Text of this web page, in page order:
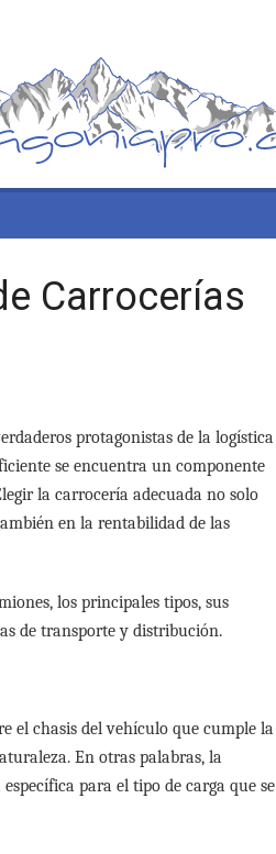
Carrocerías
protagonistas de la logística
se encuentra un componente
la carrocería adecuada no solo
en la rentabilidad de las
los principales tipos, sus
de transporte y distribución.
el chasis del vehículo que cumple la
En otras palabras, la
para el tipo de carga que se